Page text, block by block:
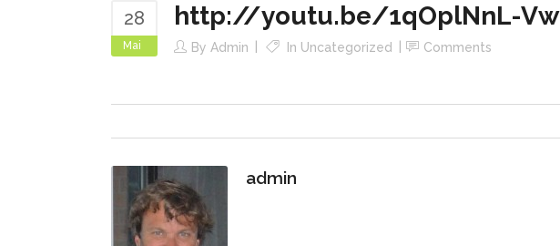
28
Mai
http://youtu.be/1qOplNnL-Vw
By Admin In Uncategorized Comments
admin